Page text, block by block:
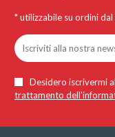
* utilizzabile su ordini
Desidero iscrivermi
trattamento